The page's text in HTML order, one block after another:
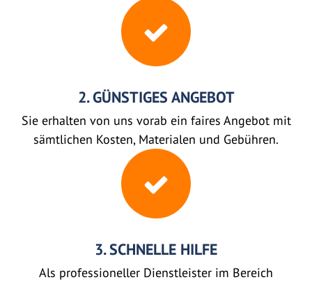
2. GÜNSTIGES ANGEBOT
Sie erhalten von uns vorab ein faires Angebot mit
sämtlichen Kosten, Materialen und Gebühren.
3. SCHNELLE HILFE
Als professioneller Dienstleister im Bereich